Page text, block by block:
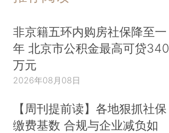
非京籍五环内购房社保降至一
年 北京市公积金最高可贷340
万元
2026年08月08日
【周刊提前读】各地狠抓社保
缴费基数 合规与企业减负如